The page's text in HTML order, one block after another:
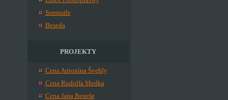
Semináře
Beseda
PROJEKTY
Cena Antonína Švehly
Cena Rudolfa Medka
Cena Jana Beneše